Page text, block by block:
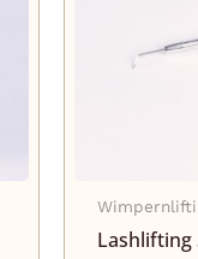
Lashlifting